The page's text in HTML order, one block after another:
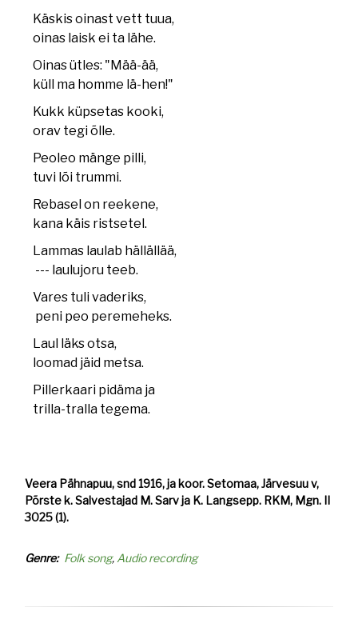
Käskis oinast vett tuua,
oinas laisk ei ta lähe.
Oinas ütles: "Mää-ää,
küll ma homme lä-hen!"
Kukk küpsetas kooki,
orav tegi õlle.
Peoleo mänge pilli,
tuvi lõi trummi.
Rebasel on reekene,
kana käis ristsetel.
Lammas laulab hällällää,
--- laulujoru teeb.
Vares tuli vaderiks,
peni peo peremeheks.
Laul läks otsa,
loomad jäid metsa.
Pillerkaari pidäma ja
trilla-tralla tegema.
Veera Pähnapuu, snd 1916, ja koor. Setomaa, Järvesuu v,
Põrste k. Salvestajad M. Sarv ja K. Langsepp. RKM, Mgn. II
3025 (1).
Genre Folk song Audio recording